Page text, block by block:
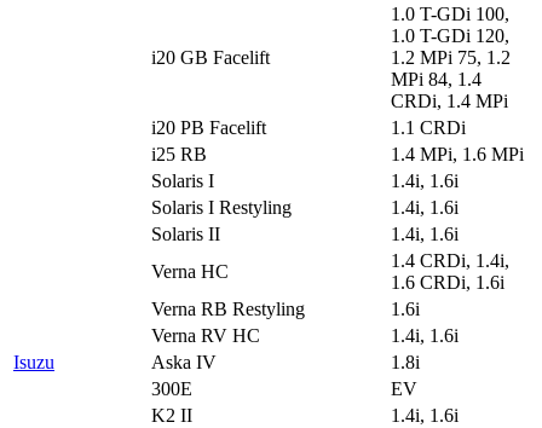
i20 GB Facelift
1.0 T-GDi 100,
1.0 T-GDi 120,
1.2 MPi 75, 1.2
MPi 84, 1.4
CRDi, 1.4 MPi
i20 PB Facelift
1.1 CRDi
i25 RB
1.4 MPi, 1.6 MPi
Solaris I
1.4i, 1.6i
Solaris I Restyling
1.4i, 1.6i
Solaris II
1.4i, 1.6i
Verna HC
1.4 CRDi, 1.4i,
1.6 CRDi, 1.6i
Verna RB Restyling
1.6i
Verna RV HC
1.4i, 1.6i
Isuzu
Aska IV 1.8i
300E
EV
K2 II
1.4i, 1.6i